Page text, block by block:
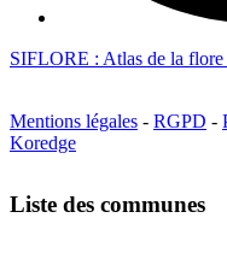
SIFLORE : Atlas de la flore
Mentions légales - RGPD -
Koredge
Liste des communes